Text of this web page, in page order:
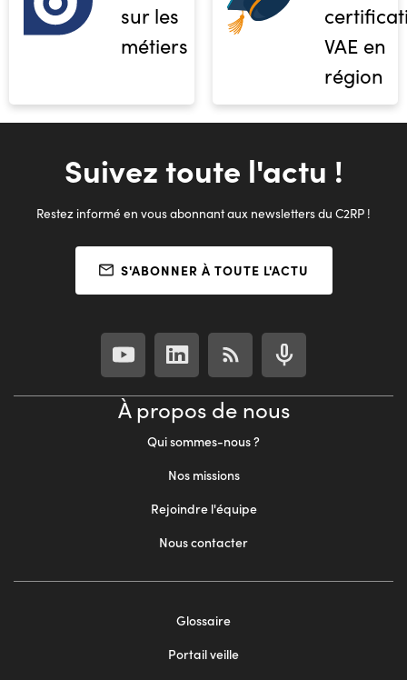
sur les
métiers
VAE en
région
Suivez toute l'actu !
Restez informé en vous abonnant aux newsletters du C2RP !
S'ABONNER À TOUTE L'ACTU
À propos de nous
Qui sommes-nous ?
Nos missions
Rejoindre l'équipe
Nous contacter
Glossaire
Portail veille